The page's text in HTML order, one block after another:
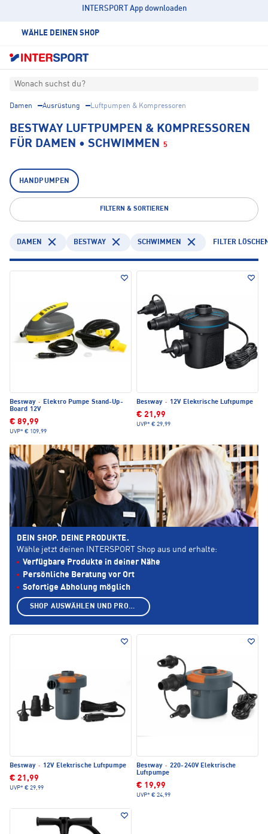
INTERSPORT App downloaden
WÄHLE DEINEN SHOP
Wonach suchst du?
Damen Ausrüstung Luftpumpen & Kompressoren
BESTWAY LUFTPUMPEN & KOMPRESSOREN
FÜR DAMEN • SCHWIMMEN 5
HANDPUMPEN
FILTERN & SORTIEREN
DAMEN BESTWAY SCHWIMMEN FILTER
Bestway ·
Elektro Pumpe Stand-Up-
Board 12V
€ 89,99
UVP* € 109,99
Bestway · 12V Elektrische Luftpumpe
€ 21,99
UVP* € 29,99
Bestway · 12V Elektrische Luftpumpe
€ 21,99
UVP* € 29,99
Bestway · 220-240V Elektrische
Luftpumpe
€ 19,99
UVP* € 24,99
DEIN SHOP. DEINE PRODUKTE.
Wähle jetzt deinen INTERSPORT Shop aus und erhalte:
Verfügbare Produkte in deiner Nähe
Persönliche Beratung vor Ort
Sofortige Abholung möglich
SHOP AUSWÄHLEN UND PRODUKTE ANZEIGEN